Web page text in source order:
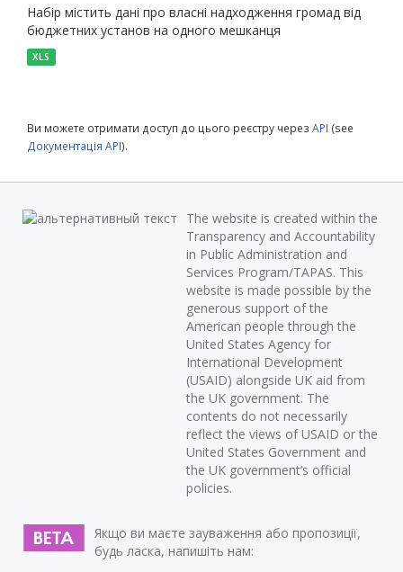
Набір містить дані про власні надходження громад від
бюджетних установ на одного мешканця
XLS
Ви можете отримати доступ до цього реєстру через API (see
Документація API).
The website is created within the
Transparency and Accountability
in Public Administration and
Services Program/TAPAS. This
website is made possible by the
generous support of the
American people through the
United States Agency for
International Development
(USAID) alongside UK aid from
the UK government. The
contents do not necessarily
reflect the views of USAID or the
United States Government and
the UK government’s official
policies.
Якщо ви маєте зауваження або пропозиції,
будь ласка, напишіть нам: